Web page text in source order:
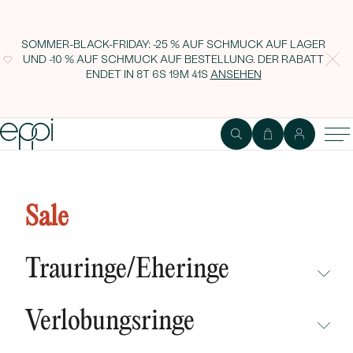
SOMMER-BLACK-FRIDAY: -25 % AUF SCHMUCK AUF LAGER
UND -10 % AUF SCHMUCK AUF BESTELLUNG. DER RABATT
ENDET IN 8T 6S 19M 41S ANSEHEN
Sale
Trauringe/Eheringe
NEUHEITEN
Verlobungsringe
August